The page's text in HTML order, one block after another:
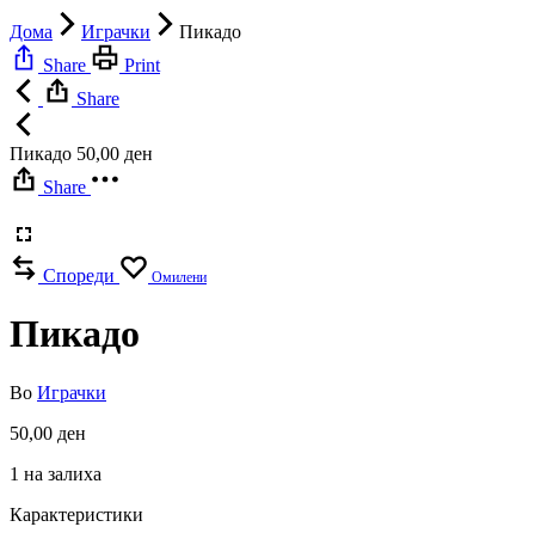
Дома Играчки
Пикадо
Share
Print
Share
Пикадо 50,00 ден
Share
Спореди Омилени
Пикадо
Во Играчки
50,00 ден
1 на залиха
Карактеристики